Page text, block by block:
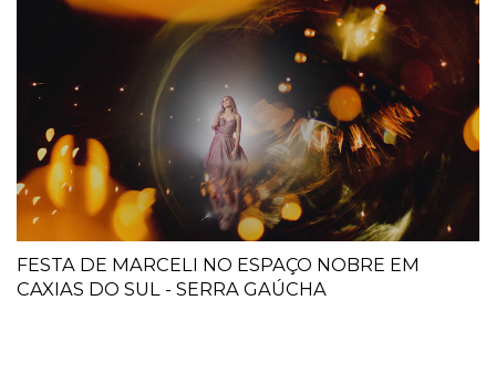
FESTA DE MARCELI NO ESPAÇO NOBRE EM
CAXIAS DO SUL - SERRA GAÚCHA